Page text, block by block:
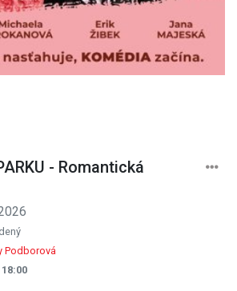
- Romantická
Podborová
18:00